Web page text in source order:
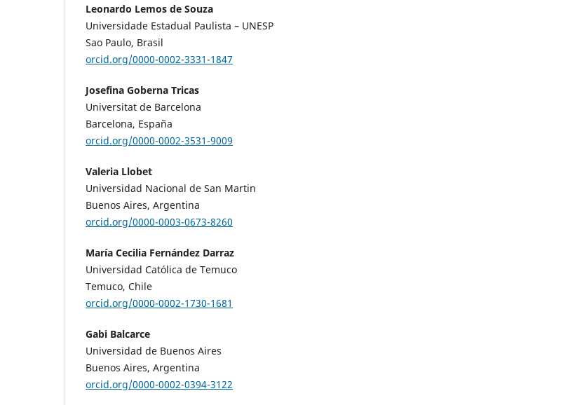
Leonardo Lemos de Souza
Universidade Estadual Paulista – UNESP
Sao Paulo, Brasil
orcid.org/0000-0002-3331-1847
Josefina Goberna Tricas
Universitat de Barcelona
Barcelona, España
orcid.org/0000-0002-3531-9009
Valeria Llobet
Universidad Nacional de San Martin
Buenos Aires, Argentina
orcid.org/0000-0003-0673-8260
María Cecilia Fernández Darraz
Universidad Católica de Temuco
Temuco, Chile
orcid.org/0000-0002-1730-1681
Gabi Balcarce
Universidad de Buenos Aires
Buenos Aires, Argentina
orcid.org/0000-0002-0394-3122